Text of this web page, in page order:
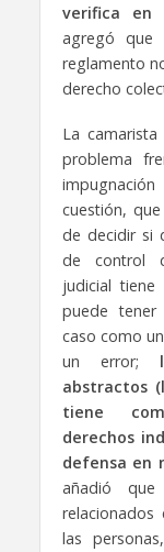
verifica en
agregó
reglamento
derecho
La
problema
cuestión,
de decidir si
de control
judicial
puede tener
caso como
un error;
abstractos
tiene
derechos
defensa en
añadió
las